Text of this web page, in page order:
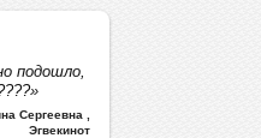
подошло,
Сергеевна
Эгвекинот